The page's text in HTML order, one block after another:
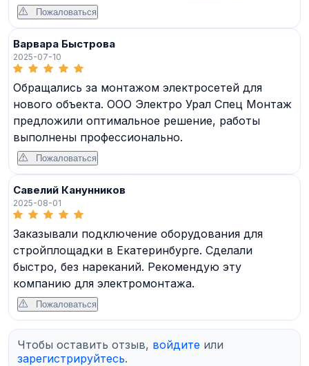
Пожаловаться
Варвара Быстрова
2025-07-10
Обращались за монтажом электросетей для
нового объекта. ООО Электро Урал Спец Монтаж
предложили оптимальное решение, работы
выполнены профессионально.
Пожаловаться
Савелий Канунников
2025-08-01
Заказывали подключение оборудования для
стройплощадки в Екатеринбурге. Сделали
быстро, без нареканий. Рекомендую эту
компанию для электромонтажа.
Пожаловаться
Чтобы оставить отзыв, войдите или
зарегистрируйтесь.